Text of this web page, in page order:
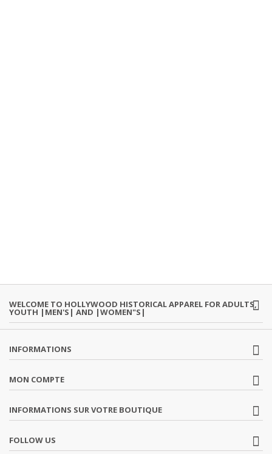
WELCOME TO HOLLYWOOD HISTORICAL APPAREL FOR ADULTS,
YOUTH |MEN'S| AND |WOMEN"S|
INFORMATIONS
MON COMPTE
INFORMATIONS SUR VOTRE BOUTIQUE
FOLLOW US